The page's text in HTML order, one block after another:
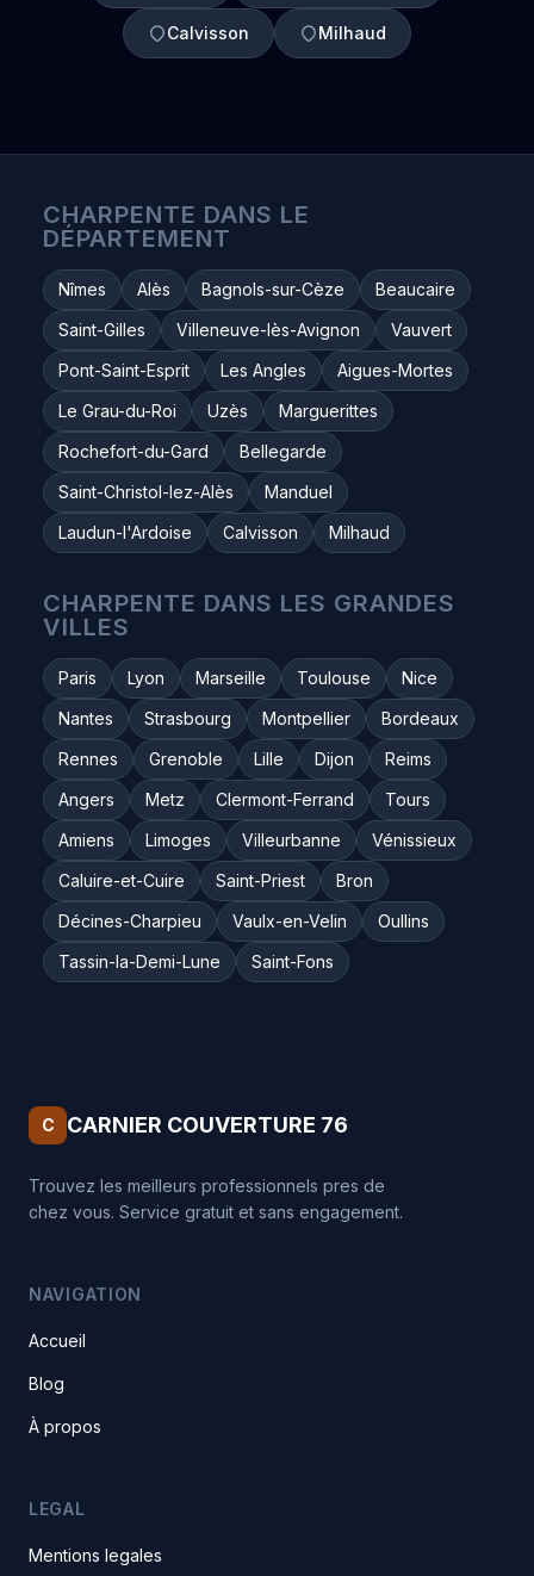
Calvisson Milhaud
CHARPENTE DANS LE
DÉPARTEMENT
Nîmes Alès Bagnols-sur-Cèze
Beaucaire
Saint-Gilles
Villeneuve-lès-Avignon
Vauvert
Pont-Saint-Esprit
Les Angles
Aigues-Mortes
Le Grau-du-Roi
Uzès
Marguerittes
Rochefort-du-Gard
Bellegarde
Saint-Christol-lez-Alès
Manduel
Laudun-l'Ardoise
Calvisson Milhaud
CHARPENTE DANS LES GRANDES
VILLES
Paris Lyon Marseille Toulouse
Nice
Nantes
Strasbourg Montpellier
Bordeaux
Rennes
Grenoble Lille Dijon
Reims
Angers
Metz Clermont-Ferrand
Tours
Amiens
Limoges Villeurbanne
Vénissieux
Caluire-et-Cuire
Saint-Priest
Bron
Décines-Charpieu
Vaulx-en-Velin
Oullins
Tassin-la-Demi-Lune
Saint-Fons
C CARNIER COUVERTURE 76
Trouvez les meilleurs professionnels pres de
chez vous. Service gratuit et sans engagement.
NAVIGATION
Accueil
Blog
À propos
LEGAL
Mentions legales